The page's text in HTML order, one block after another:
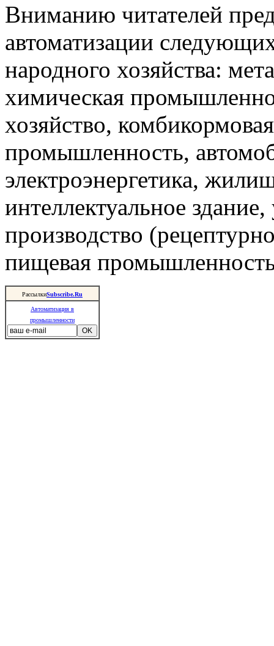
Вниманию читателей
автоматизации
народного хозяйства:
химическая
хозяйство,
промышленность,
электроэнергетика,
интеллектуальное
производство
пищевая
РассылкиSubscribe.Ru
Автоматизация в
промышленности